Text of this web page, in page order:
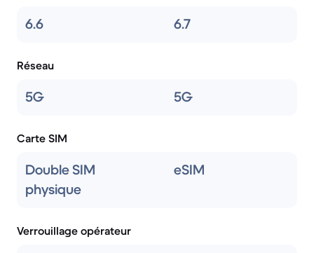
6.6 6.7
Réseau
5G 5G
Carte SIM
Double SIM
physique
eSIM
Verrouillage opérateur